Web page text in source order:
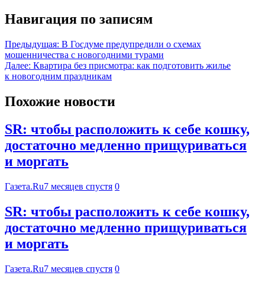
Навигация по записям
Предыдущая: В Госдуме предупредили о схемах
мошенничества с новогодними турами
Далее: Квартира без присмотра: как подготовить жилье
к новогодним праздникам
Похожие новости
SR: чтобы расположить к себе кошку,
достаточно медленно прищуриваться
и моргать
Газета.Ru7 месяцев спустя 0
SR: чтобы расположить к себе кошку,
достаточно медленно прищуриваться
и моргать
Газета.Ru7 месяцев спустя 0